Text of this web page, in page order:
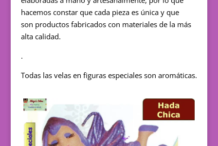
hacemos constar que cada pieza es única y que
son productos fabricados con materiales de la más
alta calidad.
.
Todas las velas en figuras especiales son aromáticas.